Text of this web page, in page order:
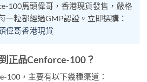
100馬頭偉哥，香港現貨發售，嚴格
一粒都經過GMP認證。立即選購：
偉哥香港現貨
正品Cenforce-100？
100，主要有以下幾種渠道：